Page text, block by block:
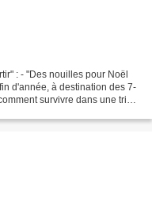
: - "Des nouilles pour Noël
d'année, à destination des 7-
survivre dans une tribu